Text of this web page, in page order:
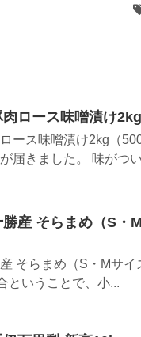
ロース味噌漬け
ース味噌漬け2kg（
届きました。 味がつ
産 そらまめ（S・
そらまめ（S・Mサイ
ということで、小...